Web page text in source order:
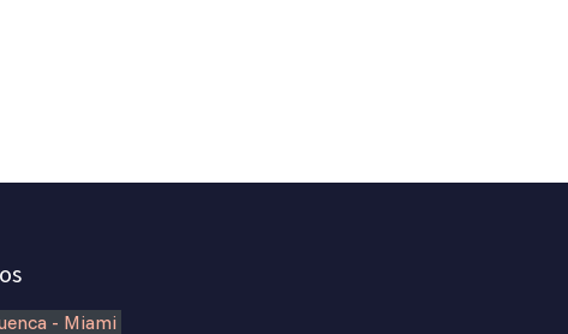
- Miami